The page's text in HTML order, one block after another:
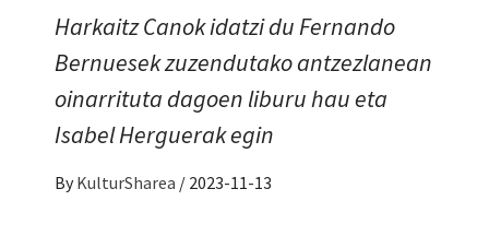
Harkaitz Canok idatzi du Fernando
Bernuesek zuzendutako antzezlanean
oinarrituta dagoen liburu hau eta
Isabel Herguerak egin
By KulturSharea / 2023-11-13